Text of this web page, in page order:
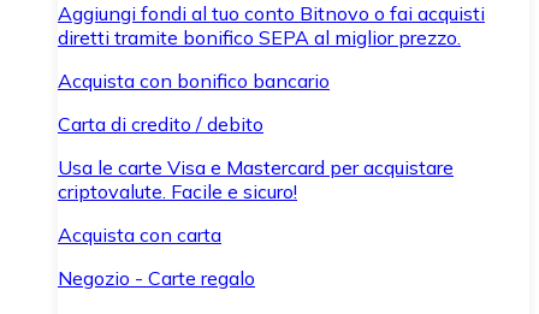
Aggiungi fondi al tuo conto Bitnovo o fai acquisti
diretti tramite bonifico SEPA al miglior prezzo.
Acquista con bonifico bancario
Carta di credito / debito
Usa le carte Visa e Mastercard per acquistare
criptovalute. Facile e sicuro!
Acquista con carta
Negozio - Carte regalo